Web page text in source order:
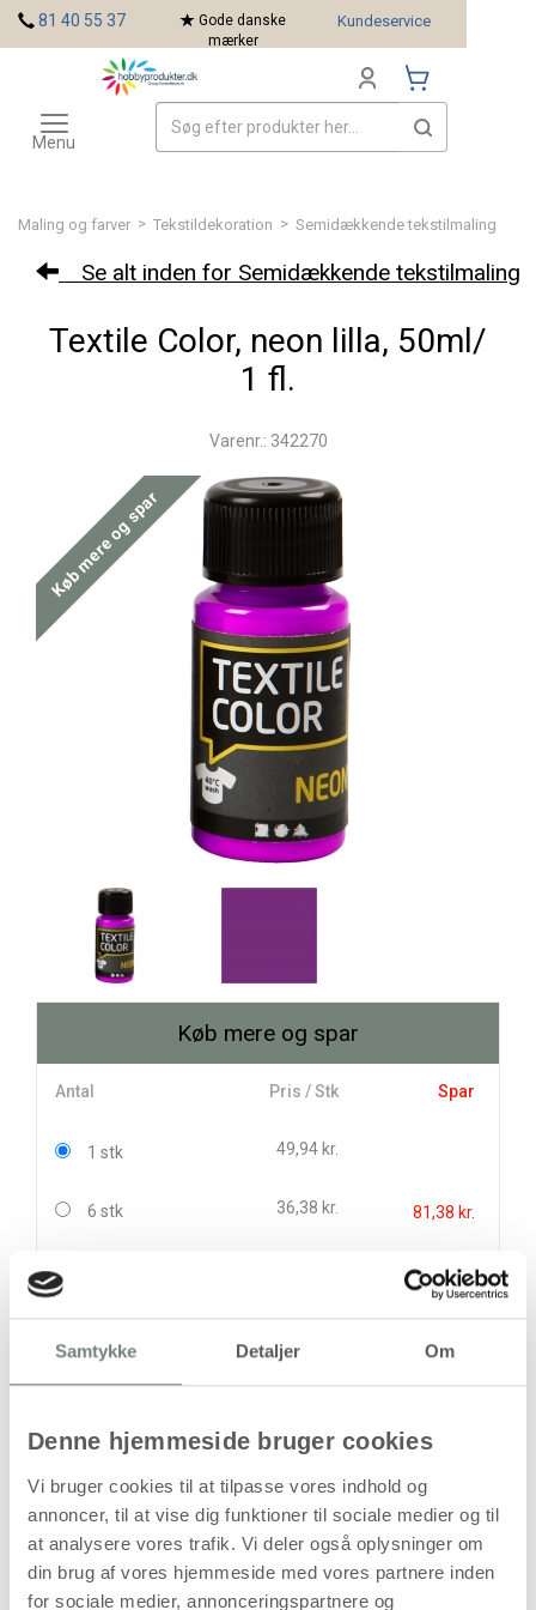
Samtykke Detaljer Om
Denne hjemmeside bruger cookies
Vi bruger cookies til at tilpasse vores indhold og
annoncer, til at vise dig funktioner til sociale medier og til
at analysere vores trafik. Vi deler også oplysninger om
din brug af vores hjemmeside med vores partnere inden
for sociale medier, annonceringspartnere og
Maling og farver > Tekstildekoration > Semidækkende tekstilmaling
Se alt inden for Semidækkende tekstilmaling
Textile Color, neon lilla, 50ml/
1 fl.
Varenr.: 342270
Køb mere og spar
Køb mere og spar
Antal Pris / Stk Spar
1 stk 49,94 kr.
6 stk 36,38 kr. 81,38 kr.
kr.ekskl. moms)
Leveringsomkostninger
Kan først bestilles, når det igen er på lager
81 40 55 37
Gode danske
mærker
Kundeservice
Toggle
navigation
Menu
Mærker